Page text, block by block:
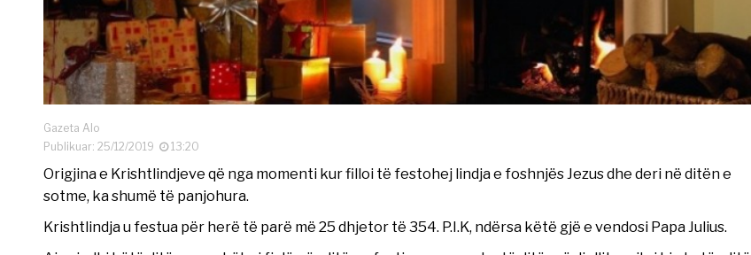
Gazeta Alo
Publikuar: 25/12/2019
13:20
Origjina e Krishtlindjeve që nga momenti kur filloi të festohej lindja e foshnjës Jezus dhe deri në ditën e
sotme, ka shumë të panjohura.
Krishtlindja u festua për herë të parë më 25 dhjetor të 354. P.I.K, ndërsa këtë gjë e vendosi Papa Julius.